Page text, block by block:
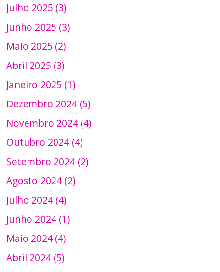
Julho 2025 (3)
Junho 2025 (3)
Maio 2025 (2)
Abril 2025 (3)
Janeiro 2025 (1)
Dezembro 2024 (5)
Novembro 2024 (4)
Outubro 2024 (4)
Setembro 2024 (2)
Agosto 2024 (2)
Julho 2024 (4)
Junho 2024 (1)
Maio 2024 (4)
Abril 2024 (5)